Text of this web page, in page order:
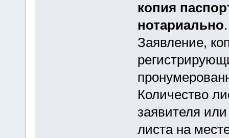
копия
нотариально.
Заявление,
Количество
заявителя
листа на